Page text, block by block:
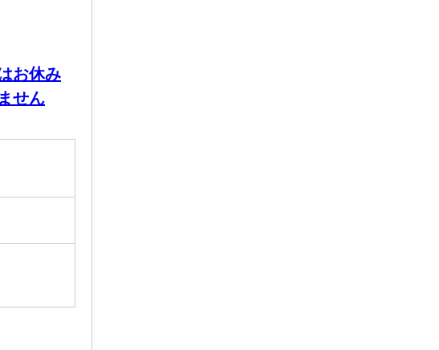
お休み
せん